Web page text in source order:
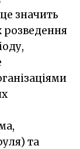
значить
розведення
та